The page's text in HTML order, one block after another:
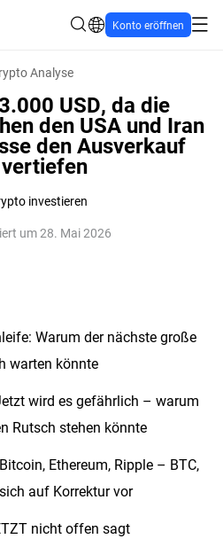
Konto eröffnen
Analyse
USD, da die
den USA und Iran
den Ausverkauf
investieren
um 28. Mai 2026
Warum der nächste große
warten könnte
wird es gefährlich – warum
Rutsch stehen könnte
Ethereum, Ripple – BTC,
auf Korrektur vor
nicht offen sagt